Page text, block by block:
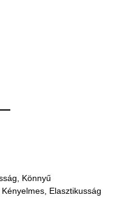
Könnyű
Elasztikusság